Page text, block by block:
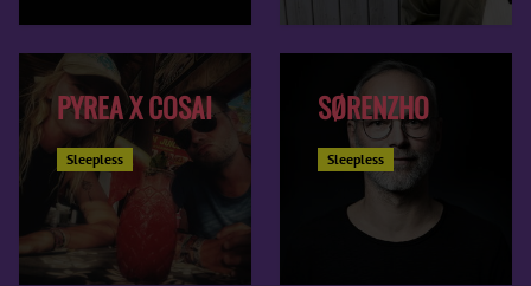
PYREA X COSAI
Sleepless
SØRENZHO
Sleepless